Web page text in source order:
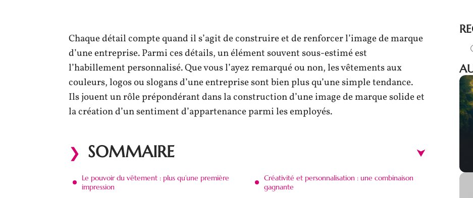
Chaque détail compte quand il s’agit de construire et de renforcer l’image de marque
d’une entreprise. Parmi ces détails, un élément souvent sous-estimé est
l’habillement personnalisé. Que vous l’ayez remarqué ou non, les vêtements aux
couleurs, logos ou slogans d’une entreprise sont bien plus qu’une simple tendance.
Ils jouent un rôle prépondérant dans la construction d’une image de marque solide et
la création d’un sentiment d’appartenance parmi les employés.
SOMMAIRE
Le pouvoir du vêtement : plus qu’une première
impression
Créativité et personnalisation : une combinaison
gagnante